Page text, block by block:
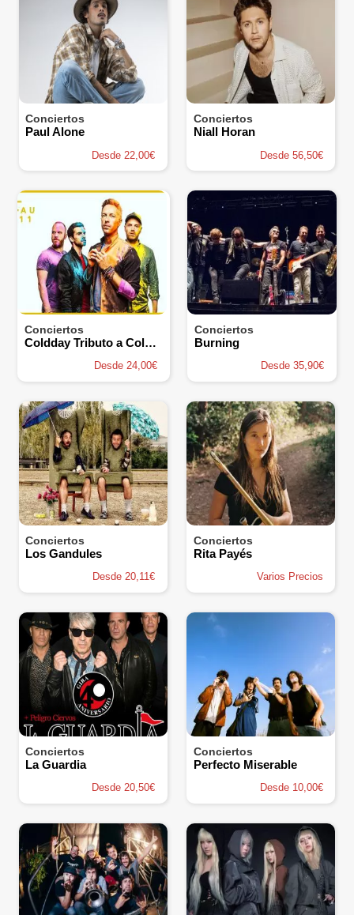
Conciertos
Paul Alone
Desde 22,00€
Conciertos
Niall Horan
Desde 56,50€
Conciertos
Coldday Tributo a Coldplay
Desde 24,00€
Conciertos
Burning
Desde 35,90€
Conciertos
Los Gandules
Desde 20,11€
Conciertos
Rita Payés
Varios Precios
Conciertos
La Guardia
Desde 20,50€
Conciertos
Perfecto Miserable
Desde 10,00€